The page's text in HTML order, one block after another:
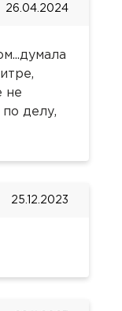
26.04.2024
не
делу,
25.12.2023